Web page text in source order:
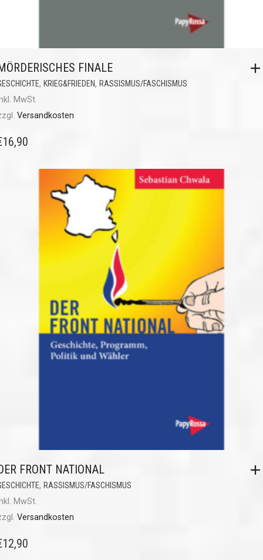
FINALE
, KRIEG&FRIEDEN, RASSISMUS/FASCHISMUS
MwSt.
Versandkosten
16,90
FRONT NATIONAL
, RASSISMUS/FASCHISMUS
MwSt.
Versandkosten
12,90